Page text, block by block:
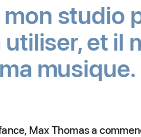
mon studio
et il
Max Thomas a